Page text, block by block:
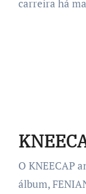
carreira há
O KNEECAP
álbum,